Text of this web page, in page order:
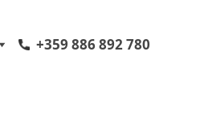
+359 886 892 780